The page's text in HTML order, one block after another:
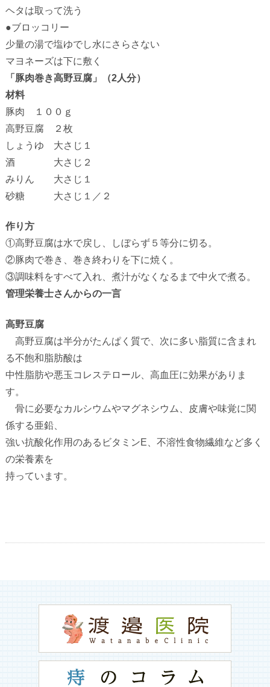
ヘタは取って洗う
●ブロッコリー
少量の湯で塩ゆでし水にさらさない
マヨネーズは下に敷く
「豚肉巻き高野豆腐」（2人分）
材料
豚肉 １００ｇ
高野豆腐 ２枚
しょうゆ 大さじ１
酒 大さじ２
みりん 大さじ１
砂糖 大さじ１／２
作り方
①高野豆腐は水で戻し、しぼらず５等分に切る。
②豚肉で巻き、巻き終わりを下に焼く。
③調味料をすべて入れ、煮汁がなくなるまで中火で煮る。
管理栄養士さんからの一言
高野豆腐
高野豆腐は半分がたんぱく質で、次に多い脂質に含まれ
る不飽和脂肪酸は
中性脂肪や悪玉コレステロール、高血圧に効果がありま
す。
骨に必要なカルシウムやマグネシウム、皮膚や味覚に関
係する亜鉛、
強い抗酸化作用のあるビタミンE 、不溶性食物繊維など多く
の栄養素を
持っています。